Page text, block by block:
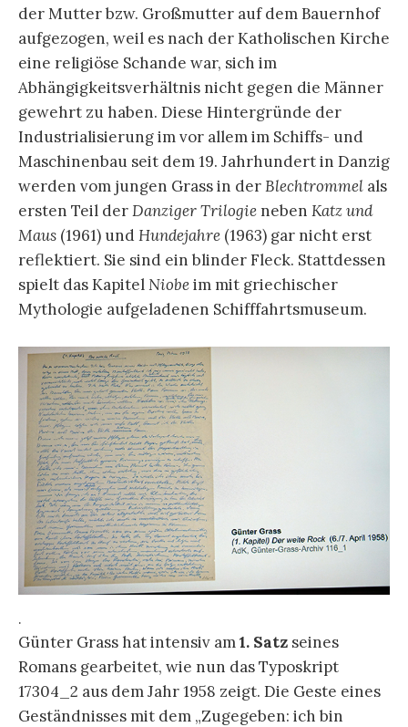
der Mutter bzw. Großmutter auf dem Bauernhof
aufgezogen, weil es nach der Katholischen Kirche
eine religiöse Schande war, sich im
Abhängigkeitsverhältnis nicht gegen die Männer
gewehrt zu haben. Diese Hintergründe der
Industrialisierung im vor allem im Schiffs- und
Maschinenbau seit dem 19. Jahrhundert in Danzig
werden vom jungen Grass in derBlechtrommel als
ersten Teil derDanziger Trilogie neben Katz und
Maus (1961) undHundejahre (1963) gar nicht erst
reflektiert. Sie sind ein blinder Fleck. Stattdessen
spielt das KapitelNiobeim mit griechischer
Mythologie aufgeladenen Schifffahrtsmuseum.
.
Günter Grass hat intensiv am1. Satz seines
Romans gearbeitet, wie nun das Typoskript
17304_2 aus dem Jahr 1958 zeigt. Die Geste eines
Geständnisses mit dem „Zugegeben: ich bin